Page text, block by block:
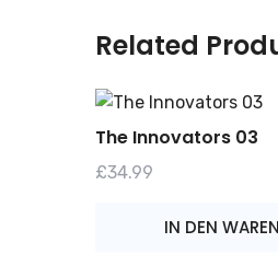
Related
The Innovators 03
£34.99
IN DEN